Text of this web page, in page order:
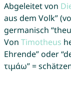
Abgeleitet von
aus dem Volk”
germanisch
Von Timotheus
Ehrende” oder
τιμάω” =